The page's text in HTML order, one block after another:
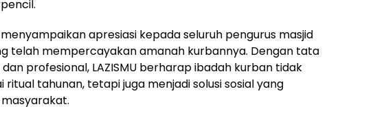
menyampaikan apresiasi kepada seluruh pengurus masjid
telah mempercayakan amanah kurbannya. Dengan tata
profesional, LAZISMU berharap ibadah kurban tidak
ritual tahunan, tetapi juga menjadi solusi sosial yang